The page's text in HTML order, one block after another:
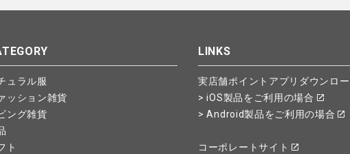
ュラル服
ッション雑貨
ング雑貨
ト
LINKS
実店舗ポイントアプリダウンロー
> iOS製品をご利用の場合
> Android製品をご利用の場合
コーポレートサイト